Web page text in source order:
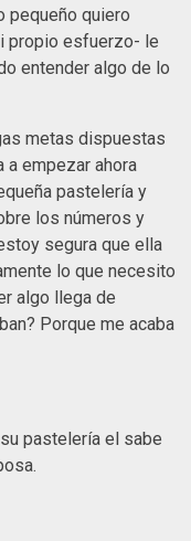
pequeño quiero
propio esfuerzo- le
entender algo de lo
metas dispuestas
empezar ahora
pastelería y
los números y
segura que ella
lo que necesito
algo llega de
Porque me acaba
pastelería el sabe